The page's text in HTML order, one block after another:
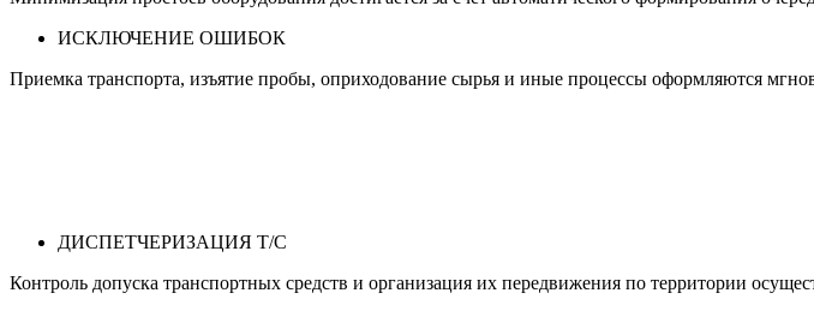
ИСКЛЮЧЕНИЕ ОШИБОК
Приемка транспорта, изъятие пробы, оприходование сырья и иные процессы оформляются
ДИСПЕТЧЕРИЗАЦИЯ Т/С
Контроль допуска транспортных средств и организация их передвижения по территории